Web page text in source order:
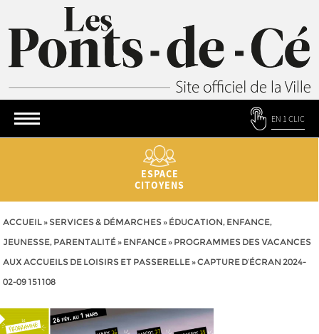
EN 1 CLIC
ESPACE
CITOYENS
ACCUEIL» SERVICES & DÉMARCHES» ÉDUCATION, ENFANCE,
JEUNESSE, PARENTALITÉ» ENFANCE» PROGRAMMES DES VACANCES
AUX ACCUEILS DE LOISIRS ET PASSERELLE»CAPTURE D’ÉCRAN 2024-
02-09 151108